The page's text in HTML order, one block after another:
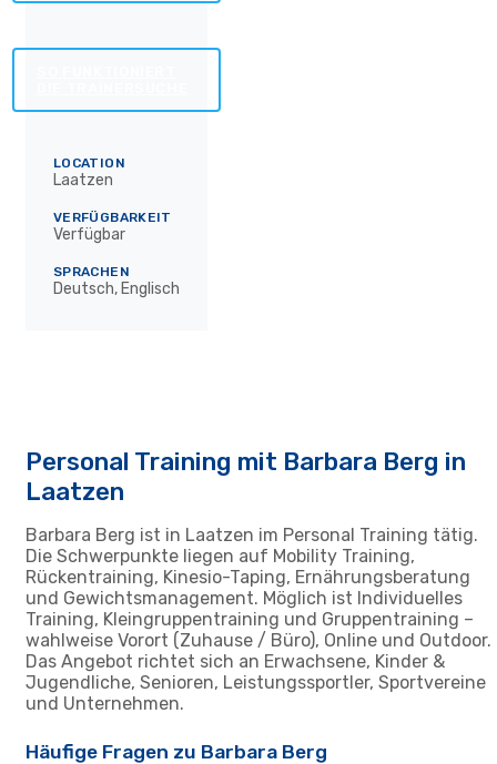
LOCATION
Laatzen
VERFÜGBARKEIT
Verfügbar
SPRACHEN
Deutsch, Englisch
Personal Training mit Barbara Berg in
Laatzen
Barbara Berg ist in Laatzen im Personal Training tätig.
Die Schwerpunkte liegen auf Mobility Training,
Rückentraining, Kinesio-Taping, Ernährungsberatung
und Gewichtsmanagement. Möglich ist Individuelles
Training, Kleingruppentraining und Gruppentraining –
wahlweise Vorort (Zuhause / Büro), Online und Outdoor.
Das Angebot richtet sich an Erwachsene, Kinder &
Jugendliche, Senioren, Leistungssportler, Sportvereine
und Unternehmen.
Häufige Fragen zu Barbara Berg